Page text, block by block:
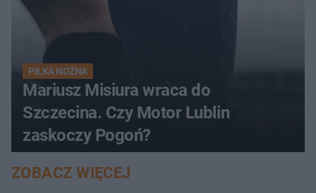
PIŁKA NOŻNA
Mariusz Misiura wraca do
Szczecina. Czy Motor Lublin
zaskoczy Pogoń?
ZOBACZ WIĘCEJ